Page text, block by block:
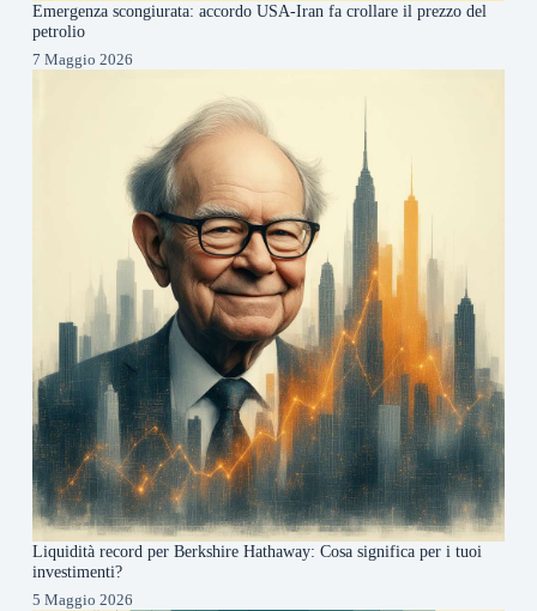
Emergenza scongiurata: accordo USA-Iran fa crollare il prezzo del
petrolio
7 Maggio 2026
Liquidità record per Berkshire Hathaway: Cosa significa per i tuoi
investimenti?
5 Maggio 2026